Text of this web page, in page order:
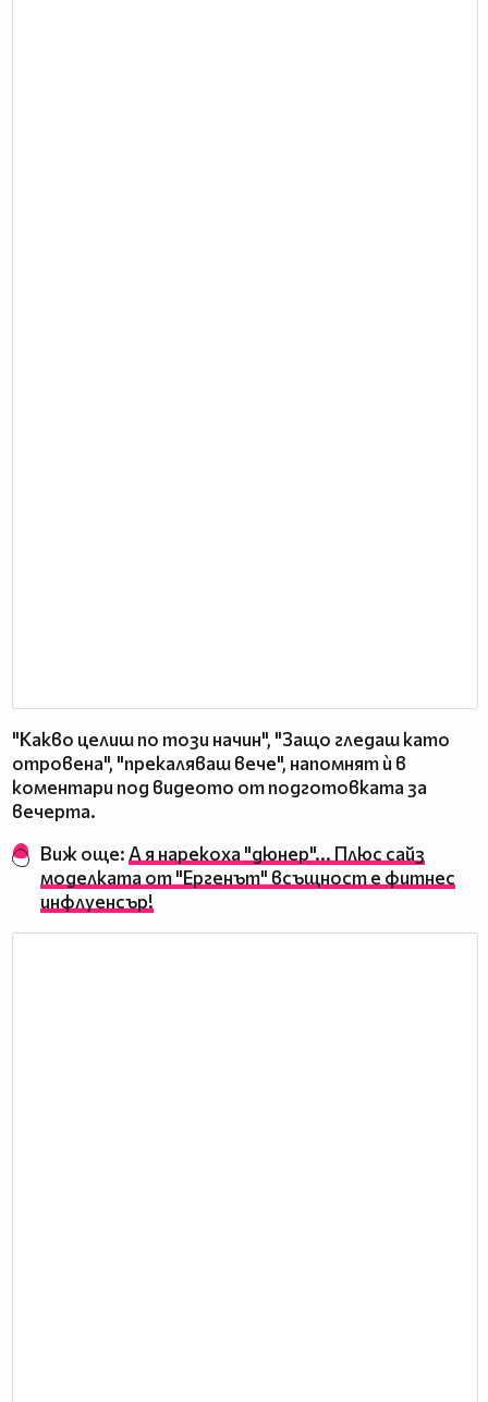
"Какво целиш по този начин", "Защо гледаш като
отровена", "прекаляваш вече", напомнят ѝ в
коментари под видеото от подготовката за
вечерта.
Виж още: А я нарекоха "дюнер"... Плюс сайз
моделката от "Ергенът" всъщност е фитнес
инфлуенсър!